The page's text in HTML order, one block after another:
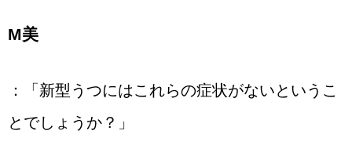
М美
：「新型うつにはこれらの症状がないというこ
とでしょうか？」